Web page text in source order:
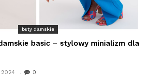
buty damskie
basic – stylowy minializm dla
0